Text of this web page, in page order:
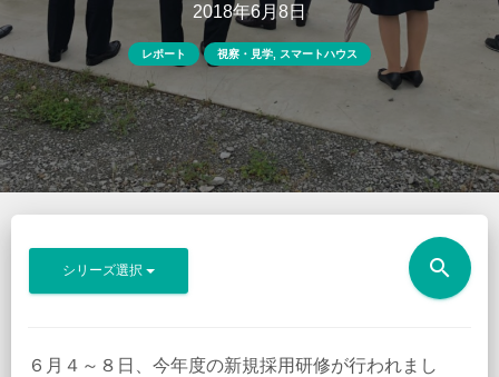
2018年6月8日
レポート 視察・見学 スマートハウス
シリーズ選択 search
６月４～８日、今年度の新規採用研修が行われまし